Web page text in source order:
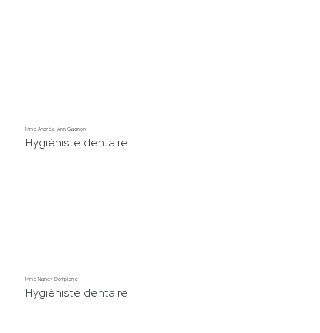
Mme Andrée-Ann Gagnon
Hygiéniste dentaire
Mme Nancy Dompierre
Hygiéniste dentaire